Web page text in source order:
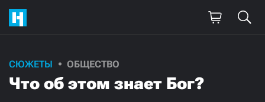
СЮЖЕТЫ ОБЩЕСТВО
Что об этом знает Бог?
Поддержите
нашу работу!